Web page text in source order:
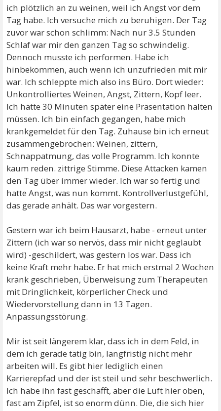
ich plötzlich an zu weinen, weil ich Angst vor dem
Tag habe. Ich versuche mich zu beruhigen. Der Tag
zuvor war schon schlimm: Nach nur 3.5 Stunden
Schlaf war mir den ganzen Tag so schwindelig.
Dennoch musste ich performen. Habe ich
hinbekommen, auch wenn ich unzufrieden mit mir
war. Ich schleppte mich also ins Büro. Dort wieder:
Unkontrolliertes Weinen, Angst, Zittern, Kopf leer.
Ich hätte 30 Minuten später eine Präsentation halten
müssen. Ich bin einfach gegangen, habe mich
krankgemeldet für den Tag. Zuhause bin ich erneut
zusammengebrochen: Weinen, zittern,
Schnappatmung, das volle Programm. Ich konnte
kaum reden. zittrige Stimme. Diese Attacken kamen
den Tag über immer wieder. Ich war so fertig und
hatte Angst, was nun kommt. Kontrollverlustgefühl,
das gerade anhält. Das war vorgestern.
Gestern war ich beim Hausarzt, habe - erneut unter
Zittern (ich war so nervös, dass mir nicht geglaubt
wird) -geschildert, was gestern los war. Dass ich
keine Kraft mehr habe. Er hat mich erstmal 2 Wochen
krank geschrieben, Überweisung zum Therapeuten
mit Dringlichkeit, körperlicher Check und
Wiedervorstellung dann in 13 Tagen.
Anpassungsstörung.
Mir ist seit längerem klar, dass ich in dem Feld, in
dem ich gerade tätig bin, langfristig nicht mehr
arbeiten will. Es gibt hier lediglich einen
Karrierepfad und der ist steil und sehr beschwerlich.
Ich habe ihn fast geschafft, aber die Luft hier oben,
fast am Zipfel, ist so enorm dünn. Die, die sich hier